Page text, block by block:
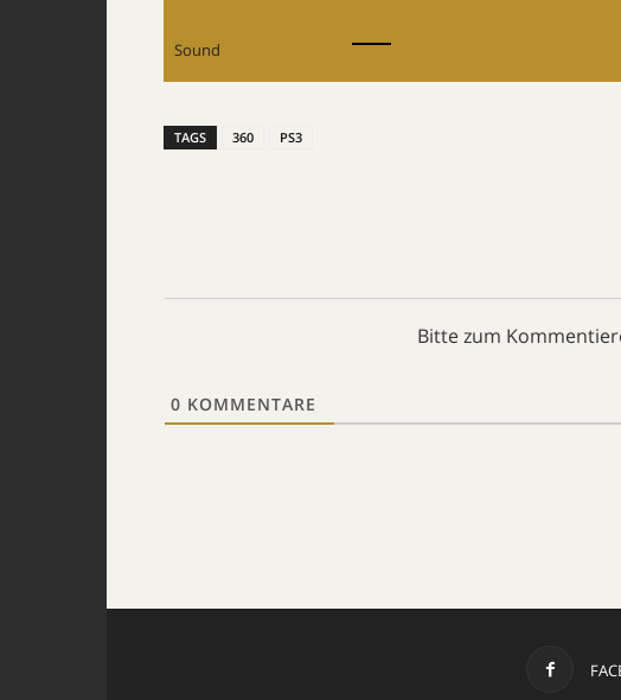
Sound
TAGS 360 PS3
Bitte zum
0 KOMMENTARE